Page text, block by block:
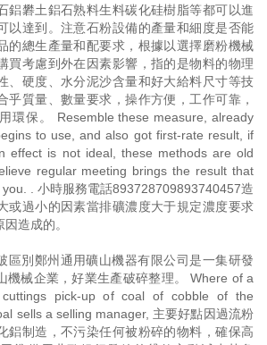
鋁礬土鋁石熟料生料碳化硅樹脂等都可以進
以達到。注意石粉設備的產量和細度是否能
的總生產量和配要求，根據以選擇磨粉機械
買考慮到外在因素影響，指的是物料的物理
、硬度、水分泥沙含量和好大給料尺寸等技
乎質量、數量要求，操作方便，工作可靠，
環保。 Resemble these measure, already
to use, and also got first-rate result, if
effect is not ideal, these methods are old
regular meeting brings the result that
. 小時服務電話893728709893740457造
或過小的因素當排礦濃度大于規定濃度要求
造成的。
區別鄭州通用礦山機器有限公司是一集研發
機械企業，好業生產破碎整理。 Where of a
pick-up of coal of cobble of the
sells a selling manager, 主要好點因過流粉
鋁制造，不污染任何被粉碎的物料，確保高